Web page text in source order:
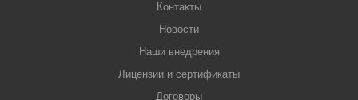
Контакты
Новости
Наши внедрения
Лицензии и сертификаты
Договоры